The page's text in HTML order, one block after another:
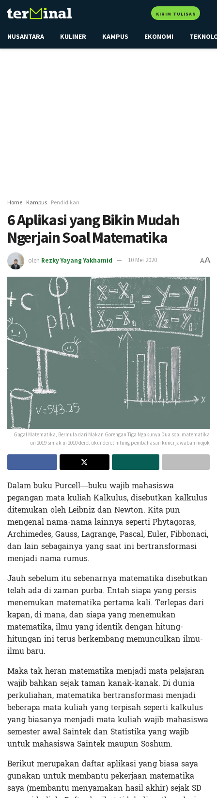
KIRIM TULISAN
NUSANTARA KULINER KAMPUS EKONOMI
Home Kampus Pendidikan
6 Aplikasi yang Bikin Mudah
Ngerjain Soal Matematika
oleh Rezky Yayang Yakhamid 10 Mei 2020 AA
Gagal Matematika, Bermula dari Makan Gorengan Tiga Ngakunya Dua soal matematika
un 2019 simak ui 2010 deret ukur deret hitung pembahasan kunci jawaban mojok
Dalam buku Purcell—buku wajib mahasiswa
pegangan mata kuliah Kalkulus, disebutkan kalkulus
ditemukan oleh Leibniz dan Newton. Kita pun
mengenal nama-nama lainnya seperti Phytagoras,
Archimedes, Gauss, Lagrange, Pascal, Euler, Fibbonaci,
dan lain sebagainya yang saat ini bertransformasi
menjadi nama rumus.
Jauh sebelum itu sebenarnya matematika disebutkan
telah ada di zaman purba. Entah siapa yang persis
menemukan matematika pertama kali. Terlepas dari
kapan, di mana, dan siapa yang menemukan
matematika, ilmu yang identik dengan hitung-
hitungan ini terus berkembang memunculkan ilmu-
ilmu baru.
Maka tak heran matematika menjadi mata pelajaran
wajib bahkan sejak taman kanak-kanak. Di dunia
perkuliahan, matematika bertransformasi menjadi
beberapa mata kuliah yang terpisah seperti kalkulus
yang biasanya menjadi mata kuliah wajib mahasiswa
semester awal Saintek dan Statistika yang wajib
untuk mahasiswa Saintek maupun Soshum.
Berikut merupakan daftar aplikasi yang biasa saya
gunakan untuk membantu pekerjaan matematika
saya (membantu menyamakan hasil akhir) sejak SD